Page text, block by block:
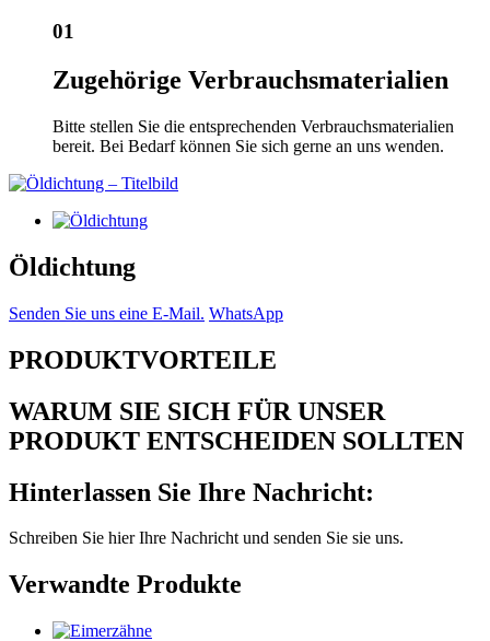
01
Zugehörige Verbrauchsmaterialien
Bitte stellen Sie die entsprechenden Verbrauchsmaterialien
bereit. Bei Bedarf können Sie sich gerne an uns wenden.
Öldichtung
Senden Sie uns eine E-Mail. WhatsApp
PRODUKTVORTEILE
WARUM SIE SICH FÜR UNSER
PRODUKT ENTSCHEIDEN SOLLTEN
Hinterlassen Sie Ihre Nachricht:
Schreiben Sie hier Ihre Nachricht und senden Sie sie uns.
Verwandte Produkte